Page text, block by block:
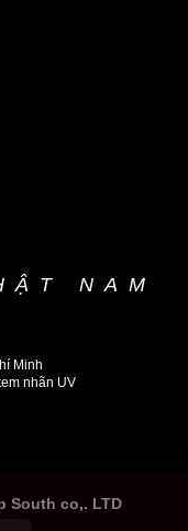
NAM
Minh
nhãn UV
South co,. LTD